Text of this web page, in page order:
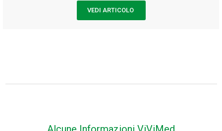
VEDI ARTICOLO